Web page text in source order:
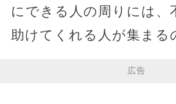
にできる人の周りには、
助けてくれる人が集まる
広告